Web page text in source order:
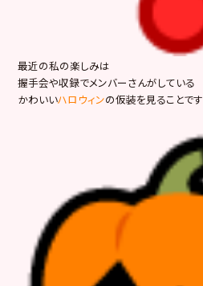
最近の私の楽しみは
握手会や収録でメンバーさんがしている
かわいいハロウィンの仮装を見ることです